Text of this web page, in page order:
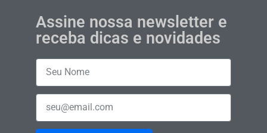
Assine nossa newsletter e
receba dicas e novidades